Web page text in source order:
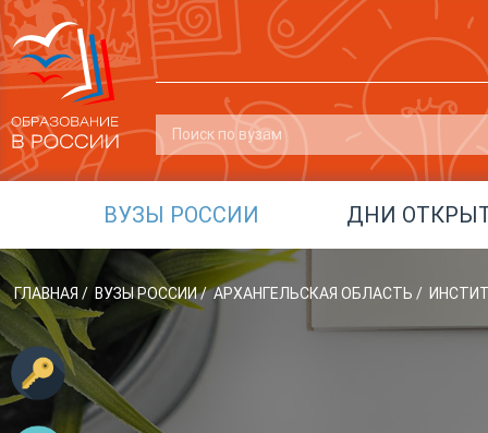
ВУЗЫ РОССИИ ДНИ
ГЛАВНАЯ / ВУЗЫ РОССИИ/ АРХАНГЕЛЬСКАЯ ОБЛАСТЬ /